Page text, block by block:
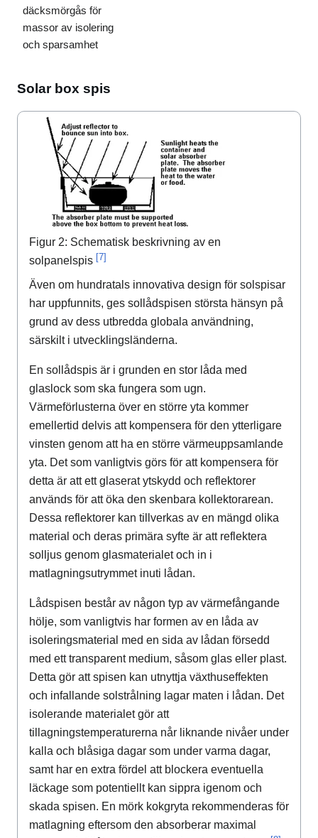
däcksmörgås för
massor av isolering
och sparsamhet
Solar box spis
Figur 2: Schematisk beskrivning av en
solpanelspis [7]
Även om hundratals innovativa design för solspisar
har uppfunnits, ges sollådspisen största hänsyn på
grund av dess utbredda globala användning,
särskilt i utvecklingsländerna.
En sollådspis är i grunden en stor låda med
glaslock som ska fungera som ugn.
Värmeförlusterna över en större yta kommer
emellertid delvis att kompensera för den ytterligare
vinsten genom att ha en större värmeuppsamlande
yta. Det som vanligtvis görs för att kompensera för
detta är att ett glaserat ytskydd och reflektorer
används för att öka den skenbara kollektorarean.
Dessa reflektorer kan tillverkas av en mängd olika
material och deras primära syfte är att reflektera
solljus genom glasmaterialet och in i
matlagningsutrymmet inuti lådan.
Lådspisen består av någon typ av värmefångande
hölje, som vanligtvis har formen av en låda av
isoleringsmaterial med en sida av lådan försedd
med ett transparent medium, såsom glas eller plast.
Detta gör att spisen kan utnyttja växthuseffekten
och infallande solstrålning lagar maten i lådan. Det
isolerande materialet gör att
tillagningstemperaturerna når liknande nivåer under
kalla och blåsiga dagar som under varma dagar,
samt har en extra fördel att blockera eventuella
läckage som potentiellt kan sippra igenom och
skada spisen. En mörk kokgryta rekommenderas för
matlagning eftersom den absorberar maximal